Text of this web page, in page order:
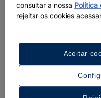
Um passeio pelo
consultar a nossa Política
rejeitar os cookies
Aceitar